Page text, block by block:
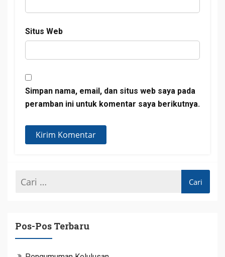
Situs Web
Simpan nama, email, dan situs web saya pada
peramban ini untuk komentar saya berikutnya.
Pos-Pos Terbaru